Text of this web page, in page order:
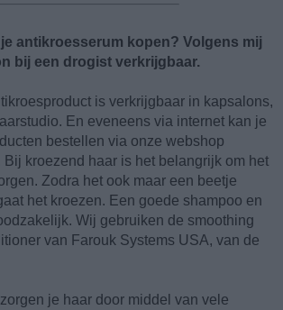
antikroesserum kopen? Volgens mij
bij een drogist verkrijgbaar.
is verkrijgbaar in kapsalons,
En eveneens via internet kan je
bestellen via onze webshop
Bij kroezend haar is het belangrijk om het
Zodra het ook maar een beetje
het kroezen. Een goede shampoo en
Wij gebruiken de smoothing
van Farouk Systems USA, van de
je haar door middel van vele